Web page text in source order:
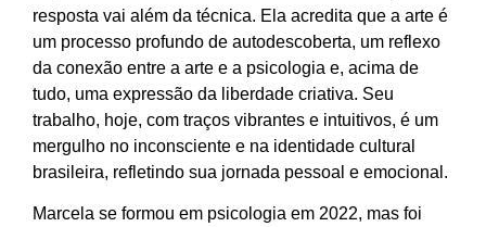
resposta vai além da técnica. Ela acredita que a arte é
um processo profundo de autodescoberta, um reflexo
da conexão entre a arte e a psicologia e, acima de
tudo, uma expressão da liberdade criativa. Seu
trabalho, hoje, com traços vibrantes e intuitivos, é um
mergulho no inconsciente e na identidade cultural
brasileira, refletindo sua jornada pessoal e emocional.
Marcela se formou em psicologia em 2022, mas foi